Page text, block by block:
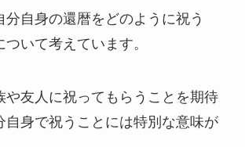
分自身の還暦をどのように祝う
いて考えています。
や友人に祝ってもらうことを期待
自身で祝うことには特別な意味が